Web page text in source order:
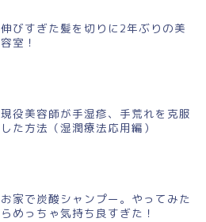
伸びすぎた髪を切りに2年ぶりの美
容室！
現役美容師が手湿疹、手荒れを克服
した方法（湿潤療法応用編）
お家で炭酸シャンプー。やってみた
らめっちゃ気持ち良すぎた！